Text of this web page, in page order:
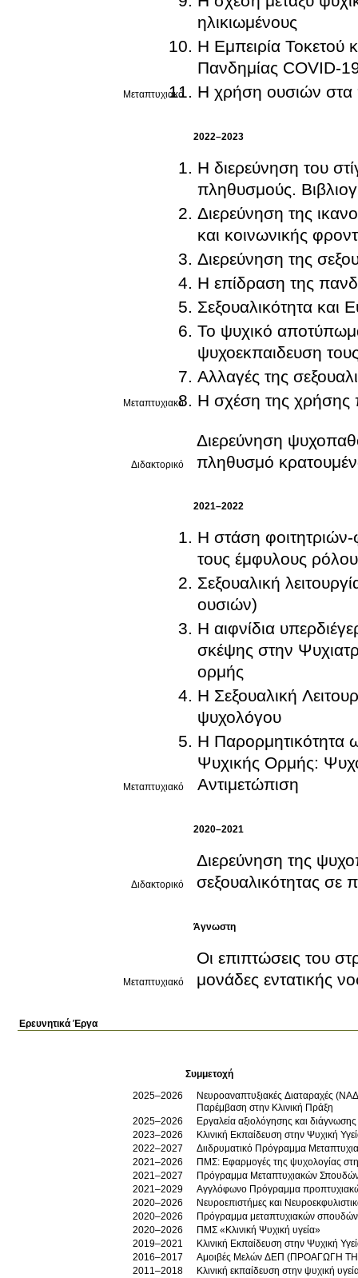
Μεταπτυχιακό
ηλικιωμένους
Η Εμπειρία Τοκετού
Πανδημίας COVID-
Η χρήση ουσιών στα
2022–2023
Μεταπτυχιακό
Η διερεύνηση του
πληθυσμούς.
Διερεύνηση της
και κοινωνικής
Διερεύνηση της
Η επίδραση της
Σεξουαλικότητα και
Το ψυχικό αποτύπωμα
ψυχοεκπαιδευση
Αλλαγές της
Η σχέση της χρήσης
Διδακτορικό
Διερεύνηση
πληθυσμό
2021–2022
Μεταπτυχιακό
Η στάση
τους έμφυλους
Σεξουαλική
ουσιών)
Η αιφνίδια
σκέψης στην
ορμής
Η Σεξουαλική
ψυχολόγου
Η Παρορμητικότητα
Ψυχικής Ορμής:
Αντιμετώπιση
2020–2021
Διδακτορικό
Διερεύνηση της
σεξουαλικότητας σε
Άγνωστη
Μεταπτυχιακό
Οι επιπτώσεις του
μονάδες εντατικής
Ερευνητικά Έργα
Συμμετοχή
2025–2026
Νευροαναπτυξιακές Διαταραχές
Παρέμβαση στην Κλινική Πράξη
2025–2026
Εργαλεία αξιολόγησης και
2023–2026
Κλινική Εκπαίδευση στην Ψυχική
2022–2027
Διιδρυματικό Πρόγραμμα
2021–2026
ΠΜΣ: Εφαρμογές της ψυχολογίας
2021–2027
Πρόγραμμα Μεταπτυχιακών Σπουδών
2021–2029
Αγγλόφωνο Πρόγραμμα
2020–2026
Νευροεπιστήμες και
2020–2026
Πρόγραμμα μεταπτυχιακών σπουδών
2020–2026
ΠΜΣ «Κλινική Ψυχική υγεία»
2019–2021
Κλινική Εκπαίδευση στην Ψυχική
2016–2017
Αμοιβές Μελών ΔΕΠ (ΠΡΟΑΓΩΓΗ
2011–2018
Κλινική εκπαίδευση στην ψυχική